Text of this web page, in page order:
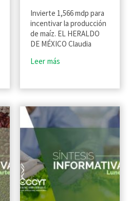
Invierte 1,566 mdp para
incentivar la producción
de maíz. EL HERALDO
DE MÉXICO Claudia
Leer más